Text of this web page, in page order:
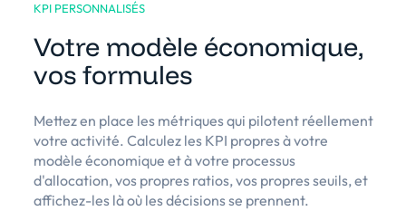
KPI PERSONNALISÉS
Votre modèle économique,
vos formules
Mettez en place les métriques qui pilotent réellement
votre activité. Calculez les KPI propres à votre
modèle économique et à votre processus
d'allocation, vos propres ratios, vos propres seuils, et
affichez-les là où les décisions se prennent.